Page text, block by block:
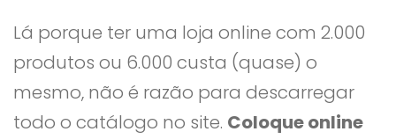
Lá porque ter uma loja online com 2.000
produtos ou 6.000 custa (quase) o
mesmo, não é razão para descarregar
todo o catálogo no site. Coloque online